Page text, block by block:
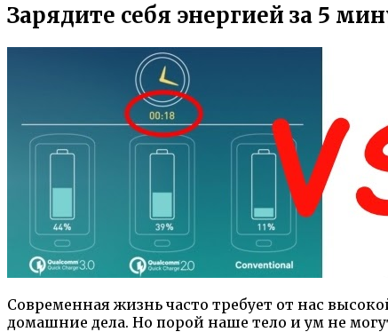
Зарядите себя энергией за 5
Современная жизнь часто требует от нас
домашние дела. Но порой наше тело и ум не